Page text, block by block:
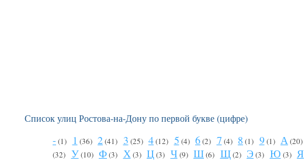
Список улиц Ростова-на-Дону по первой букве (цифре)
-(1) 1 (36) 2(41) 3 (25) 4(12) 5 (4) 6(2) 7 (4) 8 (1) 9(1) А (20)
(32) У(10) Ф(3) Х(3) Ц(3) Ч (9) Ш(6) Щ(2) Э (3) Ю (3) Я